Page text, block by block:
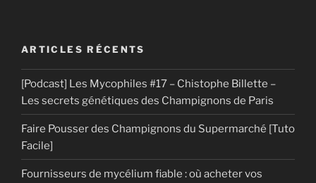
ARTICLES RÉCENTS
[Podcast] Les Mycophiles #17 – Chistophe Billette –
Les secrets génétiques des Champignons de Paris
Faire Pousser des Champignons du Supermarché [Tuto
Facile]
Fournisseurs de mycélium fiable : où acheter vos